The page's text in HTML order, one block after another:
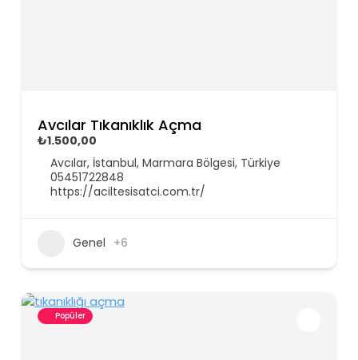
Avcılar Tıkanıklık Açma
₺1.500,00
Avcılar, İstanbul, Marmara Bölgesi, Türkiye
05451722848
https://aciltesisatci.com.tr/
Genel +6
Popüler